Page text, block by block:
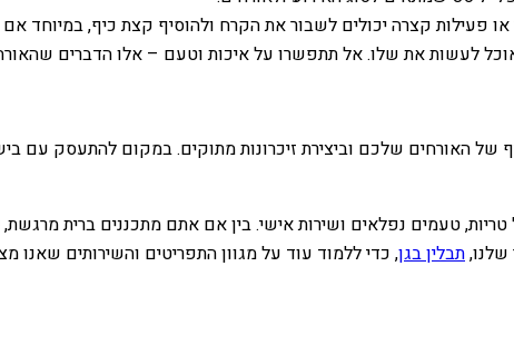
פעילות קצרה יכולים לשבור את הקרח ולהוסיף קצת כיף, במיוחד אם
לעשות את שלו. אל תתפשרו על איכות וטעם – אלו הדברים
של האורחים שלכם וביצירת זיכרונות מתוקים. במקום להתעסק עם
טריות, טעמים נפלאים ושירות אישי. בין אם אתם מתכננים ברית
תבלין בגן, כדי ללמוד עוד על מגוון התפריטים והשירותים שאנו